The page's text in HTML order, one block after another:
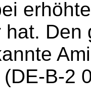
hat.
B-2